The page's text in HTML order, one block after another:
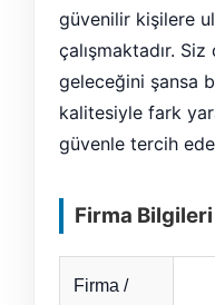
güvenilir kişilere
çalışmaktadır. Siz
geleceğini şansa
kalitesiyle fark
güvenle tercih
Firma Bilgileri
Firma /